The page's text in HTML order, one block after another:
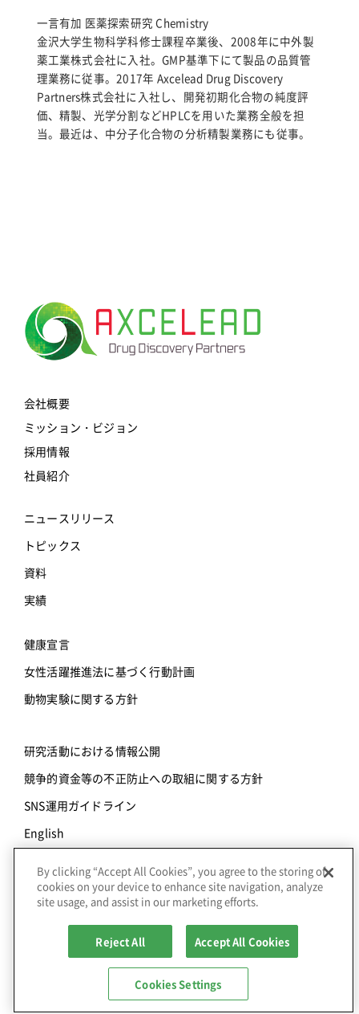
一言有加 医薬探索研究 Chemistry
金沢大学生物科学科修士課程卒業後、2008年に中外製
薬工業株式会社に入社。GMP基準下にて製品の品質管
理業務に従事。2017年 Axcelead Drug Discovery
Partners株式会社に入社し、開発初期化合物の純度評
価、精製、光学分割などHPLCを用いた業務全般を担
当。最近は、中分子化合物の分析精製業務にも従事。
会社概要
ミッション・ビジョン
採用情報
社員紹介
ニュースリリース
トピックス
資料
実績
健康宣言
女性活躍推進法に基づく行動計画
動物実験に関する方針
研究活動における情報公開
競争的資金等の不正防止への取組に関する方針
SNS運用ガイドライン
English
© Copyright Axcelead Drug Discovery Partners Inc., |個人
情報保護方針
Axceleadの創薬支援サービスの情報や
セミナー予定を配信しています。
メールマガジンご登録 ＞
Facebook
X InstagramPinterest
By clicking “Accept All Cookies”, you agree to the storing of
cookies on your device to enhance site navigation, analyze
site usage, and assist in our marketing efforts.
Reject All Accept All Cookies
Cookies Settings